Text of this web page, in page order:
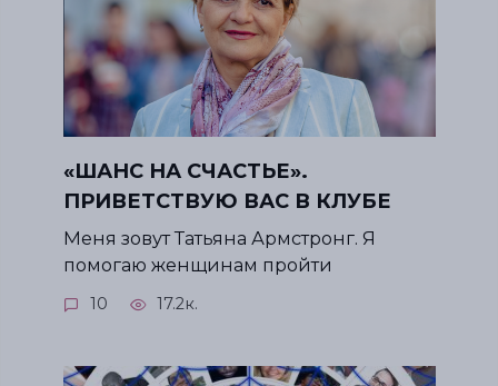
«ШАНС НА СЧАСТЬЕ».
ПРИВЕТСТВУЮ ВАС В КЛУБЕ
Меня зовут Татьяна Армстронг. Я
помогаю женщинам пройти
10 17.2к.